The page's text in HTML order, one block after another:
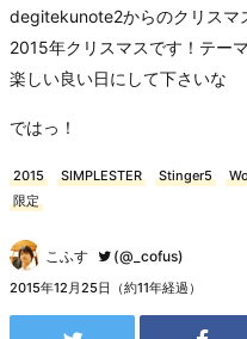
degitekunote2からのクリスマ
2015年クリスマスです！テー
楽しい良い日にして下さいな
ではっ！
2015 SIMPLESTER Stinger5
限定
こふす (@_cofus)
2015年12月25日（約11年経過）